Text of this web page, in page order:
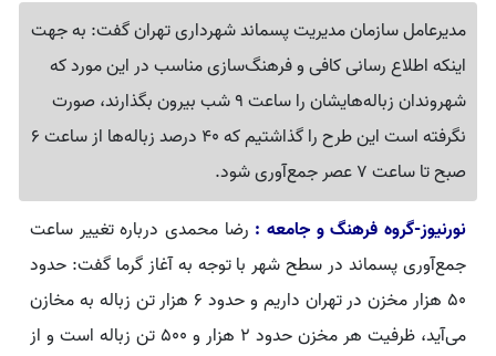
مدیرعامل سازمان مدیریت پسماند شهرداری تهران گفت: به جهت
اینکه اطلاع رسانی کافی و فرهنگ‌سازی مناسب در این مورد که
شهروندان زباله‌هایشان را ساعت 9 شب بیرون بگذارند، صورت
نگرفته است این طرح را گذاشتیم که 40 درصد زباله‌ها از ساعت 6
صبح تا ساعت 7 عصر جمع‌آوری شود.
نورنیوز-گروه فرهنگ و جامعه : رضا محمدی درباره تغییر ساعت
جمع‌آوری پسماند در سطح شهر با توجه به آغاز گرما گفت: حدود
۵۰ هزار مخزن در تهران داریم و حدود ۶ هزار تن زباله به مخازن
می‌آید، ظرفیت هر مخزن حدود ۲ هزار و ۵۰۰ تن زباله است و از